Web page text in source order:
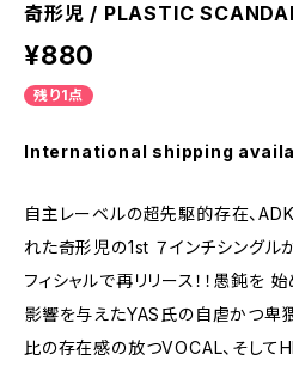
奇形児 / PLASTIC
¥880
残り1点
International shipping
自主レーベルの超先駆的存在、
れた奇形児の1st ７インチシング
フィシャルで再リリース！！愚鈍を
影響を与えたYAS氏の自虐かつ卑
比の存在感の放つVOCAL、そして